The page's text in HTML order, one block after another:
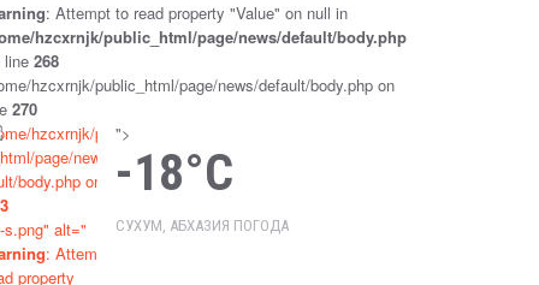
25, 2024 Новости
ПРОВОДИТСЯ ПРОВЕРКА ПО ФАКТУ
НАПАДЕНИЯ НА ДМИТРИЯ (ОТЕЦ
Sep 25, 2024
РОССИЙСКО-АБХАЗСКОЕ
: Attempt to read property "Value" on null in
hzcxrnjk/public_html/page/news/default/body.php
line 268
hzcxrnjk/public_html/page/news/default/body.php on
270
">
hzcxrnjk/publi
page/news/de
body.php on line
s.png" alt="
: Attempt to
property
-18°C
СУХУМ, АБХАЗИЯ ПОГОДА